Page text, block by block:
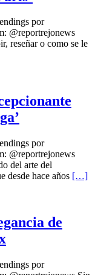
por
@reportrejonews
reseñar o como se le
por
@reportrejonews
del arte del
desde hace años […]
de
por